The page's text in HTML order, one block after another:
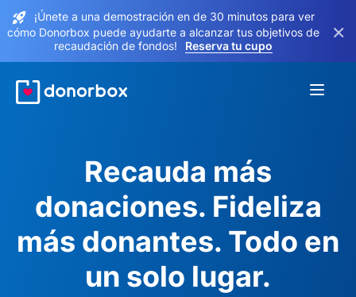
¡Únete a una demostración en de 30 minutos para ver
cómo Donorbox puede ayudarte a alcanzar tus objetivos de
recaudación de fondos!
Reserva tu cupo
×
Recauda más
donaciones. Fideliza
más donantes. Todo en
un solo lugar.